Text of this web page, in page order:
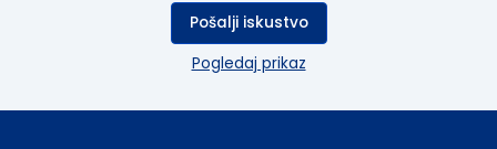
Pošalji iskustvo
Pogledaj prikaz